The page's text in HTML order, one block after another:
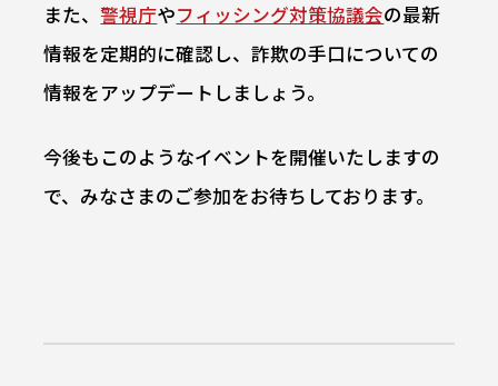
また、警視庁やフィッシング対策協議会の最新
情報を定期的に確認し、詐欺の手口についての
情報をアップデートしましょう。
今後もこのようなイベントを開催いたしますの
で、みなさまのご参加をお待ちしております。